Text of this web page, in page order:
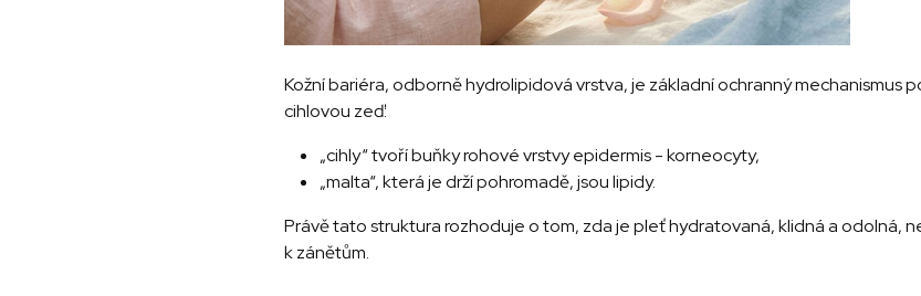
Kožní bariéra, odborně hydrolipidová vrstva, je základní ochranný mechanismus
cihlovou zeď:
„cihly“ tvoří buňky rohové vrstvy epidermis - korneocyty,
„malta“, která je drží pohromadě, jsou lipidy.
Právě tato struktura rozhoduje o tom, zda je pleť hydratovaná, klidná a odolná,
k zánětům.